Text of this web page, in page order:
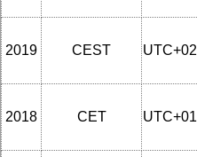
2019 CEST UTC+02
2018 CET UTC+01